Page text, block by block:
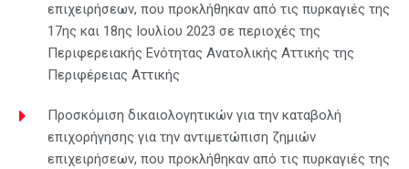
επιχειρήσεων, που προκλήθηκαν από τις πυρκαγιές της
17ης και 18ης Ιουλίου 2023 σε περιοχές της
Περιφερειακής Ενότητας Ανατολικής Αττικής της
Περιφέρειας Αττικής
Προσκόμιση δικαιολογητικών για την καταβολή
επιχορήγησης για την αντιμετώπιση ζημιών
επιχειρήσεων, που προκλήθηκαν από τις πυρκαγιές της